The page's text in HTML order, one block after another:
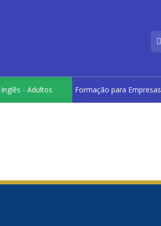
Inglês - Adultos Formação para Empresas